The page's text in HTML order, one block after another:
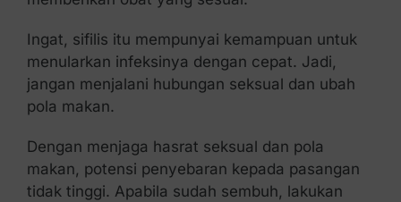
Ingat, sifilis itu mempunyai kemampuan untuk
menularkan infeksinya dengan cepat. Jadi,
jangan menjalani hubungan seksual dan ubah
pola makan.
Dengan menjaga hasrat seksual dan pola
makan, potensi penyebaran kepada pasangan
tidak tinggi. Apabila sudah sembuh, lakukan